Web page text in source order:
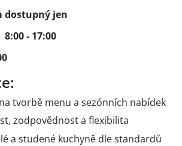
dostupný jen
- 17:00
tvorbě menu a sezónních nabídek
zodpovědnost a flexibilita
a studené kuchyně dle standardů